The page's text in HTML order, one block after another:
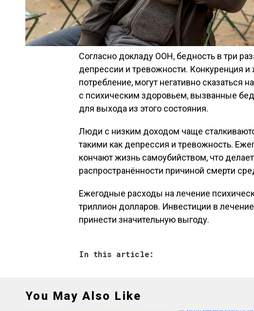
Согласно докладу ООН, бедность в три
депрессии и тревожности. Конкуренция и
потребление, могут негативно
с психическим здоровьем, вызванные
для выхода из этого состояния.
Люди с низким доходом чаще
такими как депрессия и тревожность.
кончают жизнь самоубийством, что
распространённости причиной смерти
Ежегодные расходы на лечение
триллион долларов. Инвестиции в
принести значительную выгоду.
In this article:
You May Also Like